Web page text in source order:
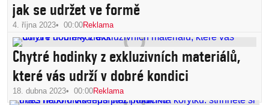
jak se udržet ve formě
4. října 2023 00:00Reklama
Chytré hodinky z exkluzivních materiálů,
které vás udrží v dobré kondici
18. dubna 2023 00:00Reklama